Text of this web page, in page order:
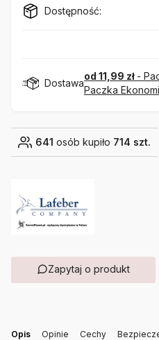
Dostępność:
Dostawa
od 11,99 zł -
Paczka
641 osób kupiło 714 szt.
Zapytaj o produkt
Opis Opinie Cechy